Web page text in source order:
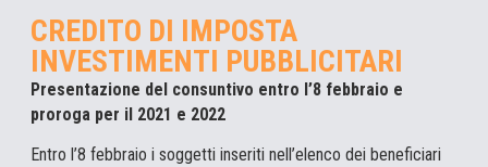
CREDITO DI IMPOSTA
INVESTIMENTI PUBBLICITARI
Presentazione del consuntivo entro l’8 febbraio e
proroga per il 2021 e 2022
Entro l’8 febbraio i soggetti inseriti nell’elenco dei beneficiari